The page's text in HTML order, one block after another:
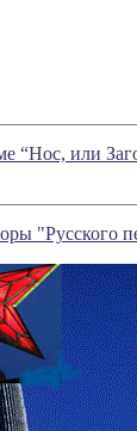
“Нос, или
"Русского